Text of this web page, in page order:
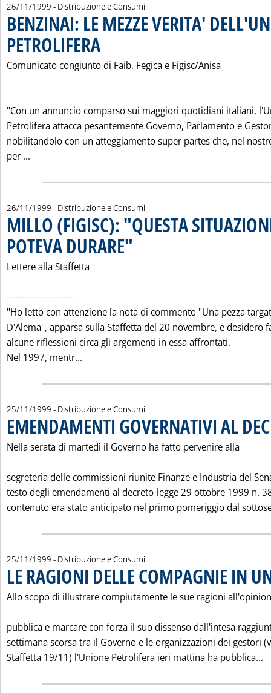
26/11/1999 - Distribuzione e Consumi
BENZINAI: LE MEZZE VERITA'
PETROLIFERA
Comunicato congiunto di Faib, Fegica e Figisc/Anisa
"Con un annuncio comparso sui maggiori quotidiani italiani,
Petrolifera attacca pesantemente Governo, Parlamento e
nobilitandolo con un atteggiamento super partes che, nel
per ...
26/11/1999 - Distribuzione e Consumi
MILLO (FIGISC): "QUESTA
POTEVA DURARE"
Lettere alla Staffetta
----------------------
"Ho letto con attenzione la nota di commento "Una pezza
D'Alema", apparsa sulla Staffetta del 20 novembre, e desidero
alcune riflessioni circa gli argomenti in essa affrontati.
Nel 1997, mentr...
25/11/1999 - Distribuzione e Consumi
EMENDAMENTI GOVERNATIVI AL
Nella serata di martedì il Governo ha fatto pervenire alla
segreteria delle commissioni riunite Finanze e Industria del
testo degli emendamenti al decreto-legge 29 ottobre 1999 n.
contenuto era stato anticipato nel primo pomeriggio dal
25/11/1999 - Distribuzione e Consumi
LE RAGIONI DELLE COMPAGNIE IN
Allo scopo di illustrare compiutamente le sue ragioni
pubblica e marcare con forza il suo dissenso dall'intesa
settimana scorsa tra il Governo e le organizzazioni dei gestori
Staffetta 19/11) l'Unione Petrolifera ieri mattina ha pubblica...